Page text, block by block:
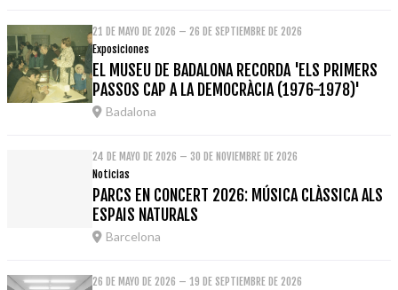
21 DE MAYO DE 2026 – 26 DE SEPTIEMBRE DE 2026
Exposiciones
EL MUSEU DE BADALONA RECORDA 'ELS PRIMERS
PASSOS CAP A LA DEMOCRÀCIA (1976-1978)'
Badalona
24 DE MAYO DE 2026 – 30 DE NOVIEMBRE DE 2026
Noticias
PARCS EN CONCERT 2026: MÚSICA CLÀSSICA ALS
ESPAIS NATURALS
Barcelona
26 DE MAYO DE 2026 – 19 DE SEPTIEMBRE DE 2026